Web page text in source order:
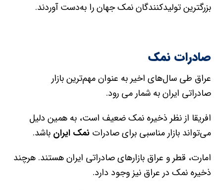
بزرگترین تولیدکنندگان نمک جهان را به‌دست آوردند.
صادرات نمک
عراق طی سال‌های اخیر به ‌عنوان مهم‌ترین بازار
صادراتی ایران به شمار می رود.
افریقا از نظر ذخیره نمک ضعیف است، به همین دلیل
می‌تواند بازار مناسبی برای صادرات نمک ایران باشد.
امارت، قطر و عراق بازارهای صادراتی ایران هستند. هرچند
ذخیره نمک در عراق نیز وجود دارد.